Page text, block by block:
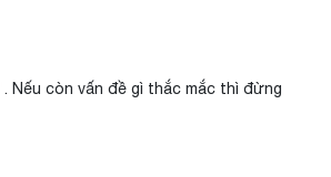
. Nếu còn vấn đề gì thắc mắc thì đừng